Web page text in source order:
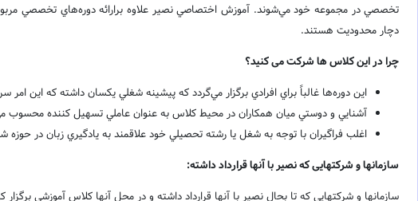
تخصصي در مجموعه خود مي‌شوند. آموزش اختصاصي نصیر علاوه برارائه دوره‌هاي تخصصي
دچار محدوديت هستند.
چرا در اين کلاس ها شرکت می کنيد؟
اين دوره‌ها غالباً براي افرادي برگزار مي‌گردد که پيشينه شغلي يکسان داشته که اين
آشنايي و دوستي ميان همکاران در محيط کلاس به عنوان عاملي تسهيل کننده
اغلب فراگيران با توجه به شغل يا رشته تحصيلي خود علاقمند به يادگيري زبان در
سازمانها و شرکتهایی که نصیر با آنها قرارداد داشته:
سازمانها و شرکتهایی که تا بحال نصیر با آنها قرارداد داشته و در محل آنها کلاس آموزشی